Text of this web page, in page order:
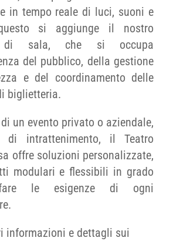
in tempo reale di luci, suoni e
si aggiunge il nostro
di sala, che si occupa
del pubblico, della gestione
e del coordinamento delle
biglietteria.
un evento privato o aziendale,
di intrattenimento, il Teatro
offre soluzioni personalizzate,
modulari e flessibili in grado
le esigenze di ogni
informazioni e dettagli sui